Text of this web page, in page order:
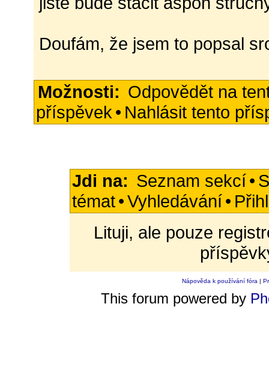
Doufám, že jsem to popsal
Možnosti: Odpovědět na
příspěvek • Nahlásit tento
Jdi na: Seznam sekcí•
témat•Vyhledávání•
Lituji, ale pouze
Nápověda k používání fóra |
This forum powered by